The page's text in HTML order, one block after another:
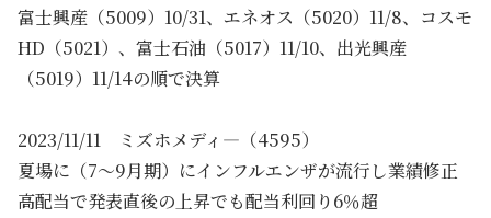
富士興産（5009）10/31、エネオス（5020）11/8、コスモ
HD（5021）、富士石油（5017）11/10、出光興産
（5019）11/14の順で決算
2023/11/11 ミズホメディ―（4595）
夏場に（7～9月期）にインフルエンザが流行し業績修正
高配当で発表直後の上昇でも配当利回り6％超